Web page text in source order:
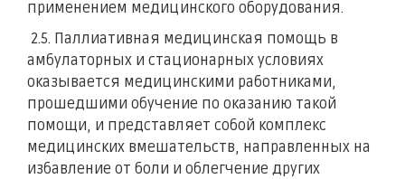
применением медицинского оборудования.
2.5. Паллиативная медицинская помощь в
амбулаторных и стационарных условиях
оказывается медицинскими работниками,
прошедшими обучение по оказанию такой
помощи, и представляет собой комплекс
медицинских вмешательств, направленных на
избавление от боли и облегчение других